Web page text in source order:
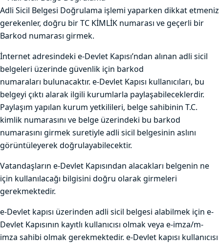
Adli Sicil Belgesi Doğrulama işlemi yaparken dikkat etmeniz
gerekenler, doğru bir TC KİMLİK numarası ve geçerli bir
Barkod numarası girmek.
İnternet adresindeki e-Devlet Kapısı’ndan alınan adli sicil
belgeleri üzerinde güvenlik için barkod
numaraları bulunacaktır. e-Devlet Kapısı kullanıcıları, bu
belgeyi çıktı alarak ilgili kurumlarla paylaşabileceklerdir.
Paylaşım yapılan kurum yetkilileri, belge sahibinin T.C.
kimlik numarasını ve belge üzerindeki bu barkod
numarasını girmek suretiyle adli sicil belgesinin aslını
görüntüleyerek doğrulayabilecektir.
Vatandaşların e-Devlet Kapısından alacakları belgenin ne
için kullanılacağı bilgisini doğru olarak girmeleri
gerekmektedir.
e-Devlet kapısı üzerinden adli sicil belgesi alabilmek için e-
Devlet Kapısının kayıtlı kullanıcısı olmak veya e-imza/m-
imza sahibi olmak gerekmektedir. e-Devlet kapısı kullanıcısı